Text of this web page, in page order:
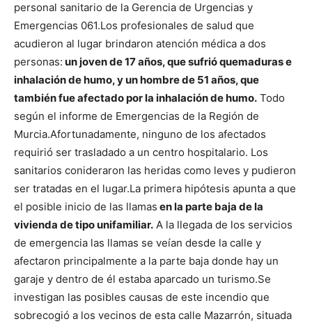
personal sanitario de la Gerencia de Urgencias y
Emergencias 061.Los profesionales de salud que
acudieron al lugar brindaron atención médica a dos
personas: un joven de 17 años, que sufrió quemaduras e
inhalación de humo, y un hombre de 51 años, que
también fue afectado por la inhalación de humo. Todo
según el informe de Emergencias de la Región de
Murcia.Afortunadamente, ninguno de los afectados
requirió ser trasladado a un centro hospitalario. Los
sanitarios conideraron las heridas como leves y pudieron
ser tratadas en el lugar.La primera hipótesis apunta a que
el posible inicio de las llamas en la parte baja de la
vivienda de tipo unifamiliar. A la llegada de los servicios
de emergencia las llamas se veían desde la calle y
afectaron principalmente a la parte baja donde hay un
garaje y dentro de él estaba aparcado un turismo.Se
investigan las posibles causas de este incendio que
sobrecogió a los vecinos de esta calle Mazarrón, situada